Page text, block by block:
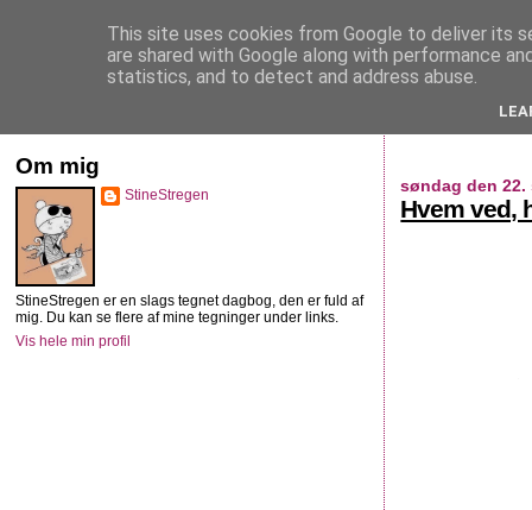
StineStregen
søndag den 22.
Hvem ved,
Om mig
StineStregen
StineStregen er en slags tegnet dagbog, den er fuld af
mig. Du kan se flere af mine tegninger under links.
Vis hele min profil
This site uses cookies from Google to deliver its
are shared with Google along with performance
statistics, and to detect and address abuse.